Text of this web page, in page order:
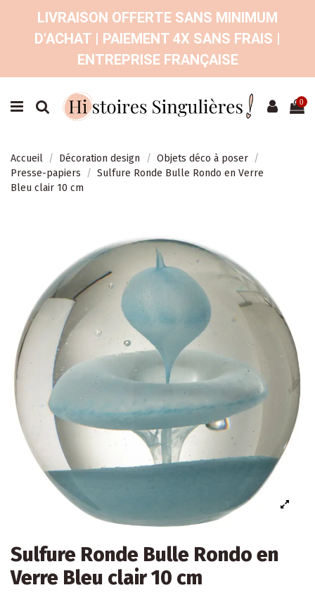
LIVRAISON OFFERTE SANS MINIMUM
D'ACHAT | PAIEMENT 4X SANS FRAIS |
ENTREPRISE FRANÇAISE
0
Accueil Décoration design
Objets déco à poser
Presse-papiers
Sulfure Ronde Bulle Rondo en Verre
Bleu clair 10 cm
Sulfure Ronde Bulle Rondo en
Verre Bleu clair 10 cm